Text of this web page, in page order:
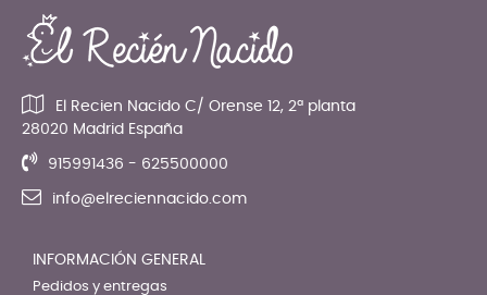
El Recien Nacido C/ Orense 12, 2ª planta
28020 Madrid España
915991436 - 625500000
info@elreciennacido.com
INFORMACIÓN GENERAL
Pedidos y entregas